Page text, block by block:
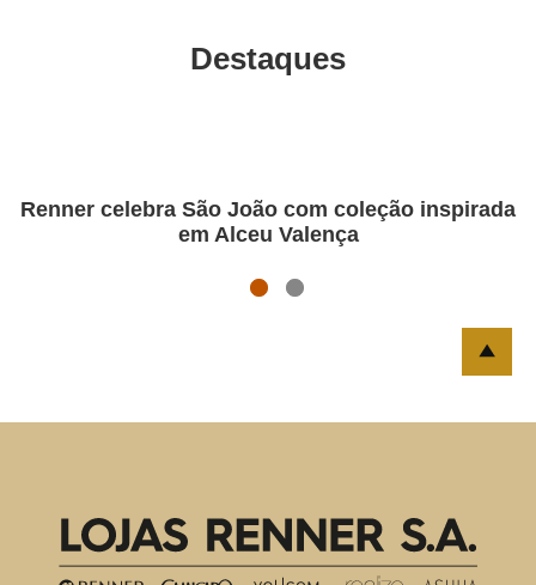
Destaques
Renner celebra São João com coleção inspirada
em Alceu Valença